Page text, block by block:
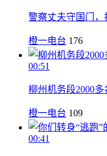
警察丈夫守国门，
橙一电台 176
00:51
柳州机务段2000
橙一电台 109
00:41